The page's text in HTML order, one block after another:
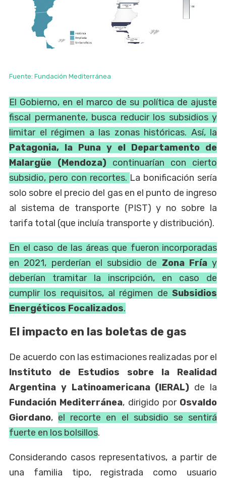
Fuente: Fundación Mediterránea
El Gobierno, en el marco de su política de ajuste
fiscal permanente, busca reducir los subsidios y
limitar el régimen a las zonas históricas. Así, la
Patagonia, la Puna y el Departamento de
Malargüe (Mendoza) continuarían con cierto
subsidio, pero con recortes. La bonificación sería
solo sobre el precio del gas en el punto de ingreso
al sistema de transporte (PIST) y no sobre la
tarifa total (que incluía transporte y distribución).
En el caso de las áreas que fueron incorporadas
en 2021, perderían el subsidio de Zona Fríay
deberían tramitar la inscripción, en caso de
cumplir los requisitos, al régimen de Subsidios
Energéticos Focalizados.
El impacto en las boletas de gas
De acuerdo con las estimaciones realizadas por el
Instituto de Estudios sobre la Realidad
Argentina y Latinoamericana (IERAL) de la
Fundación Mediterránea, dirigido por Osvaldo
Giordano, el recorte en el subsidio se sentirá
fuerte en los bolsillos.
Considerando casos representativos, a partir de
una familia tipo, registrada como usuario